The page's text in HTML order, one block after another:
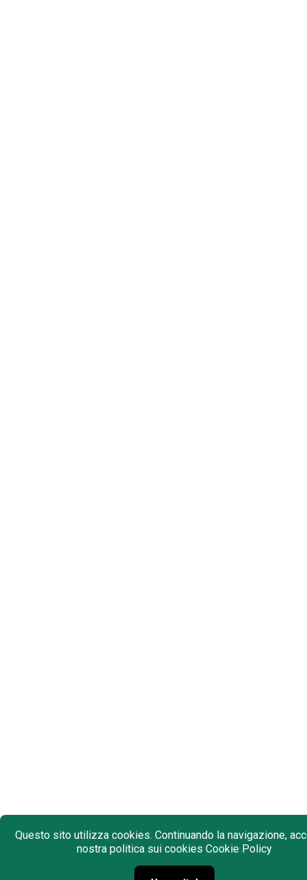
Questo sito utilizza cookies. Continuando la navigazione,
nostra politica sui cookies Cookie Policy